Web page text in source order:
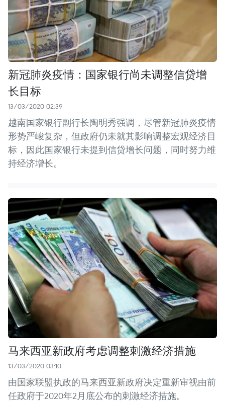
新冠肺炎疫情：国家银行尚未调整信贷增
长目标
13/03/2020 02:39
越南国家银行副行长陶明秀强调，尽管新冠肺炎疫情
形势严峻复杂，但政府仍未就其影响调整宏观经济目
标，因此国家银行未提到信贷增长问题，同时努力维
持经济增长。
马来西亚新政府考虑调整刺激经济措施
13/03/2020 03:10
由国家联盟执政的马来西亚新政府决定重新审视由前
任政府于2020年2月底公布的刺激经济措施。